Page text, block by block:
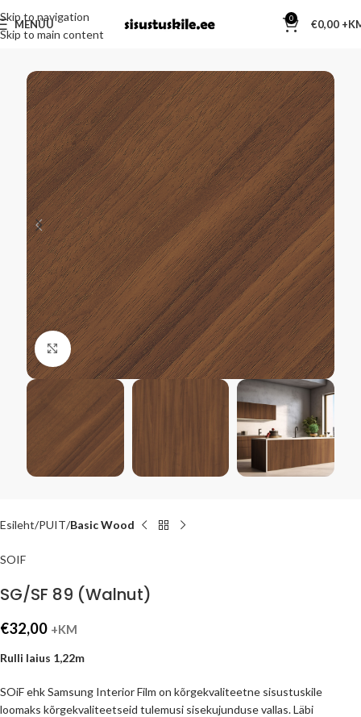
Skip to navigation
Skip to main content
MENÜÜ 0 €0,00
Kliki suurendamiseks
Esileht PUIT Basic Wood
SOIF
SG/SF 89 (Walnut)
€32,00 +KM
Rulli laius 1,22m
SOiF ehk Samsung Interior Film on kõrgekvaliteetne sisustuskile
loomaks kõrgekvaliteetseid tulemusi sisekujunduse vallas. Läbi